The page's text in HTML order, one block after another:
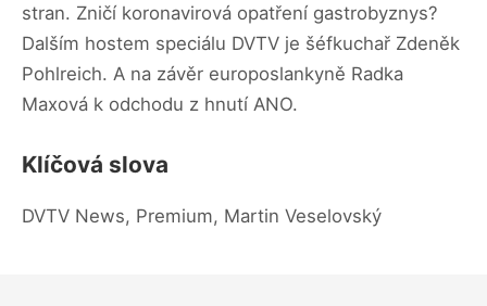
stran. Zničí koronavirová opatření gastrobyznys?
Dalším hostem speciálu DVTV je šéfkuchař Zdeněk
Pohlreich. A na závěr europoslankyně Radka
Maxová k odchodu z hnutí ANO.
Klíčová slova
DVTV News, Premium, Martin Veselovský